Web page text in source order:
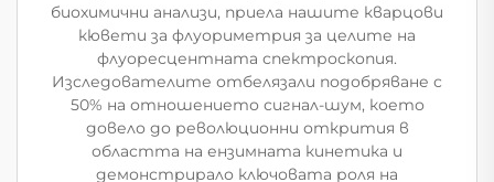
биохимични анализи, приела нашите кварцови
кювети за флуориметрия за целите на
флуоресцентната спектроскопия.
Изследователите отбелязали подобряване с
50% на отношението сигнал-шум, което
довело до революционни открития в
областта на ензимната кинетика и
демонстрирало ключовата роля на